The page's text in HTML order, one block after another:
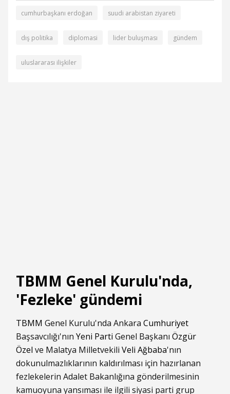
cumhurbaşkanı erdoğan suudi arabistan ziyareti
dış politika diplomasi lider buluşması gündem
uluslararası ilişkiler
TBMM Genel Kurulu'nda,
'Fezleke' gündemi
TBMM Genel Kurulu'nda Ankara Cumhuriyet
Başsavcılığı'nın Yeni Parti Genel Başkanı Özgür
Özel ve Malatya Milletvekili Veli Ağbaba'nın
dokunulmazlıklarının kaldırılması için hazırlanan
fezlekelerin Adalet Bakanlığına gönderilmesinin
kamuoyuna yansıması ile ilgili siyasi parti grup